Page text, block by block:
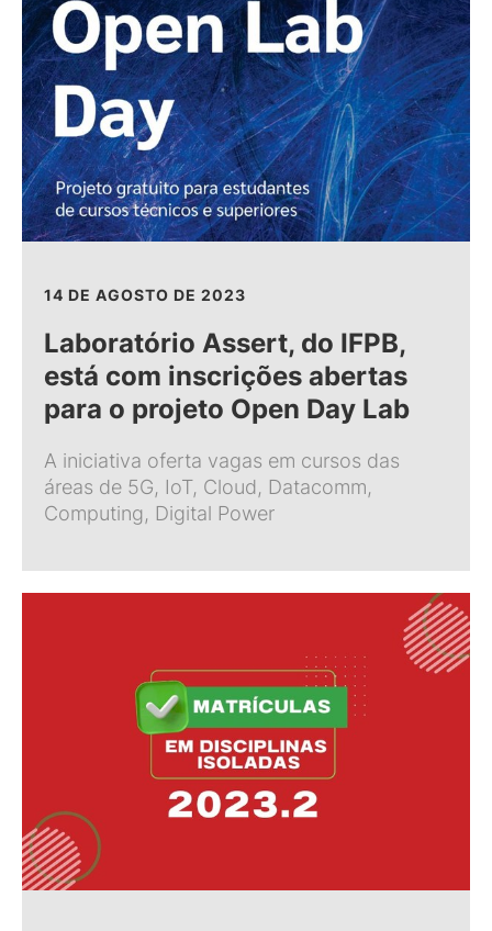
14 DE AGOSTO DE 2023
Laboratório Assert, do IFPB,
está com inscrições abertas
para o projeto Open Day Lab
A iniciativa oferta vagas em cursos das
áreas de 5G, IoT, Cloud, Datacomm,
Computing, Digital Power